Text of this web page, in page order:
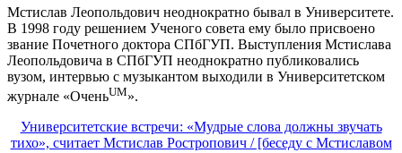
Мстислав Леопольдович неоднократно бывал в Университете.
В 1998 году решением Ученого совета ему было присвоено
звание Почетного доктора СПбГУП. Выступления Мстислава
Леопольдовича в СПбГУП неоднократно публиковались
вузом, интервью с музыкантом выходили в Университетском
журнале «ОченьUM».
Университетские встречи: «Мудрые слова должны звучать
тихо», считает Мстислав Ростропович / [беседу с Мстиславом